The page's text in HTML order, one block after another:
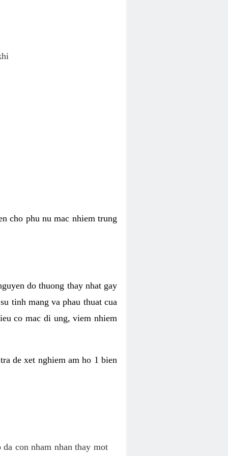
cho phu nu mac nhiem trung
do thuong thay nhat gay
tinh mang va phau thuat cua
co mac di ung, viem nhiem
de xet nghiem am ho 1 bien
con nham nhan thay mot